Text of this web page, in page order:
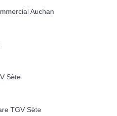
Auchan
Sète
TGV Sète